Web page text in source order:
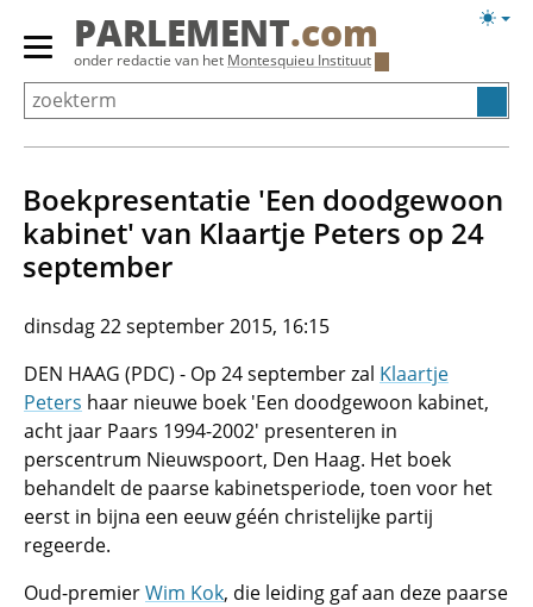
Overslaan
Primair
menu
tonen/verbergen
PARLEMENT.com
onder redactie van het Montesquieu Instituut
Boekpresentatie 'Een doodgewoon
kabinet' van Klaartje Peters op 24
september
dinsdag 22 september 2015, 16:15
DEN HAAG (PDC) - Op 24 september zal Klaartje
Peters haar nieuwe boek 'Een doodgewoon kabinet,
acht jaar Paars 1994-2002' presenteren in
perscentrum Nieuwspoort, Den Haag. Het boek
behandelt de paarse kabinetsperiode, toen voor het
eerst in bijna een eeuw géén christelijke partij
regeerde.
Oud-premierWim Kok, die leiding gaf aan deze paarse